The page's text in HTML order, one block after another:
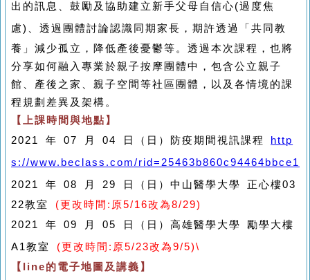
出的訊息、鼓勵及協助建立新手父母自信心(過度焦
慮)
、透過團體討論認識同期家長，期許透過「共同教
養」減少孤立，降低產後憂鬱等。透過本次課程，也將
分享如何融入專業於親子按摩團體中，包含公立親子
館、產後之家、親子空間等社區團體，以及各情境的課
程規劃差異及架構。
【上課時間與地點】
2021 年 07 月 04 日（日）防疫期間視訊課程
http
s://www.beclass.com/rid=25463b860c94464bbce1
2021 年 08 月 29 日（日）中山醫學大學
正心樓03
22教室 (更改時間:原5/16改為8/29)
2021 年 09 月 05 日（日）高雄醫學大學 勵學大樓
A1教室 (更改時間:原5/23改為9/5)\
【
line的電子地圖及講義】